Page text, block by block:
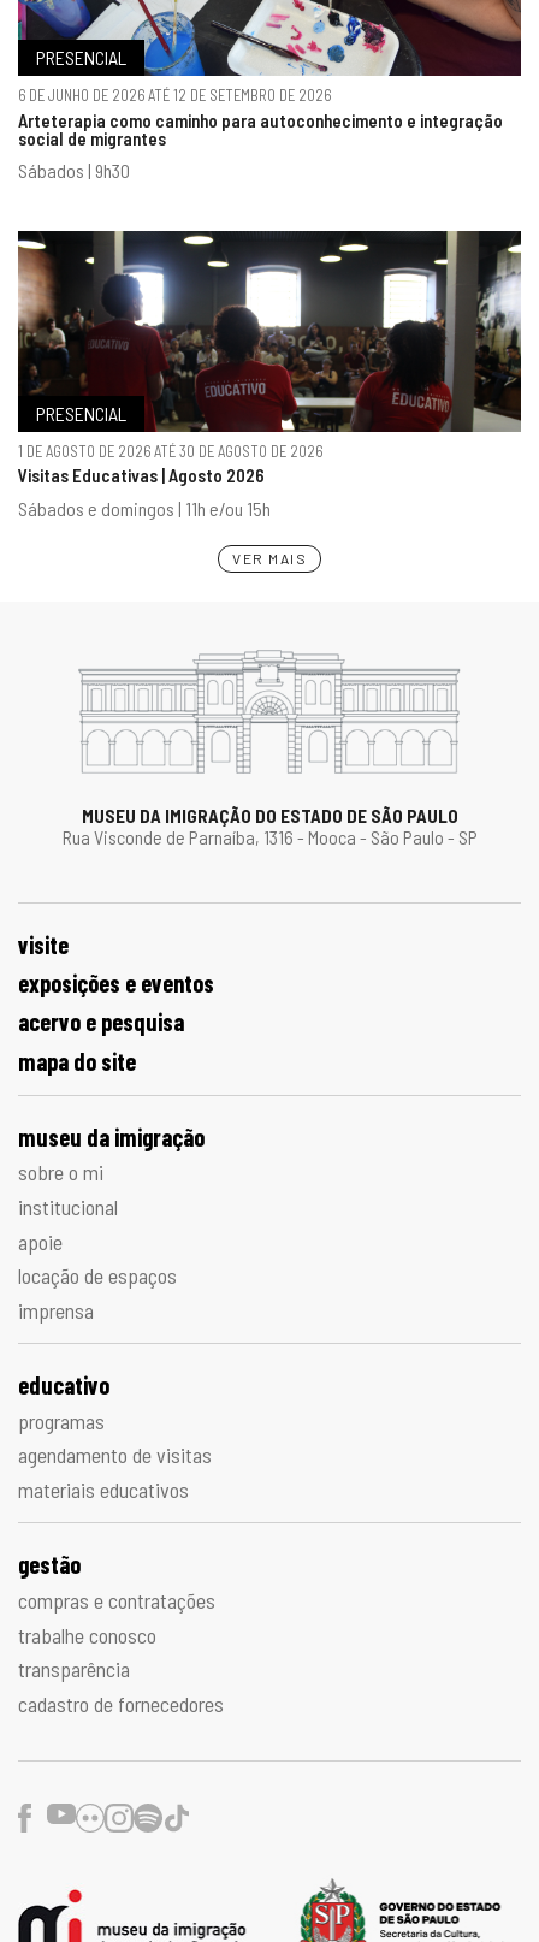
PRESENCIAL
6 DE JUNHO DE 2026 ATÉ 12 DE SETEMBRO DE 2026
Arteterapia como caminho para autoconhecimento e integração
social de migrantes
Sábados | 9h30
PRESENCIAL
1 DE AGOSTO DE 2026 ATÉ 30 DE AGOSTO DE 2026
Visitas Educativas | Agosto 2026
Sábados e domingos | 11h e/ou 15h
VER MAIS
MUSEU DA IMIGRAÇÃO DO ESTADO DE SÃO PAULO
Rua Visconde de Parnaíba, 1316 - Mooca - São Paulo - SP
visite
exposições e eventos
acervo e pesquisa
mapa do site
museu da imigração
sobre o mi
institucional
apoie
locação de espaços
imprensa
educativo
programas
agendamento de visitas
materiais educativos
gestão
compras e contratações
trabalhe conosco
transparência
cadastro de fornecedores
Facebook
Youtube
FlickrInstagram
Spotify
TikTok